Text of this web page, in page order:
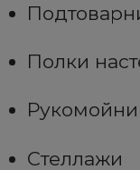
Полки
Стеллажи